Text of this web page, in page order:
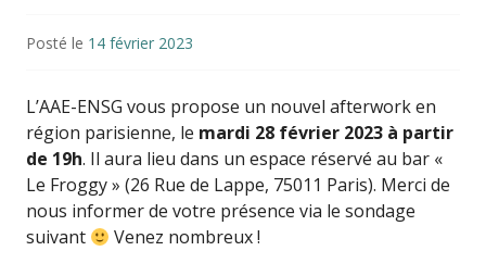
Posté le 14 février 2023
L’AAE-ENSG vous propose un nouvel afterwork en
région parisienne, le mardi 28 février 2023 à partir
de 19h. Il aura lieu dans un espace réservé au bar «
Le Froggy » (26 Rue de Lappe, 75011 Paris). Merci de
nous informer de votre présence via le sondage
suivant
Venez nombreux !